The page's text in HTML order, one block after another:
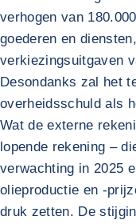
verhogen van
goederen en
verkiezingsuitgaven
Desondanks zal het
overheidsschuld als
Wat de externe
lopende rekening –
verwachting in 2025
olieproductie en -
druk zetten. De